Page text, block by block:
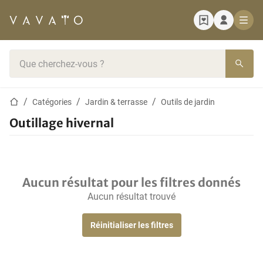
Page d'accueil
Catégories Jardin & terrasse Outils de jardin
Outillage hivernal
Aucun résultat pour les filtres donnés
Aucun résultat trouvé
Réinitialiser les filtres